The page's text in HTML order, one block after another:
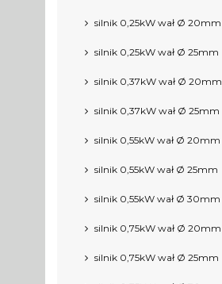
silnik 0,25kW wał Ø 20mm
silnik 0,25kW wał Ø 25mm
silnik 0,37kW wał Ø 20mm
silnik 0,37kW wał Ø 25mm
silnik 0,55kW wał Ø 20mm
silnik 0,55kW wał Ø 25mm
silnik 0,55kW wał Ø 30mm
silnik 0,75kW wał Ø 20mm
silnik 0,75kW wał Ø 25mm